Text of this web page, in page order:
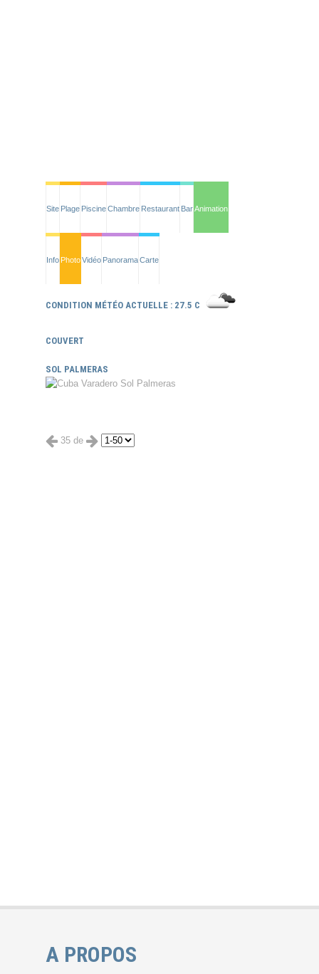
Site Plage PiscineChambre Restaurant BarAnimation
Info PhotoVidéo PanoramaCarte
CONDITION MÉTÉO ACTUELLE : 27.5 C
COUVERT
SOL PALMERAS
35 de
A PROPOS